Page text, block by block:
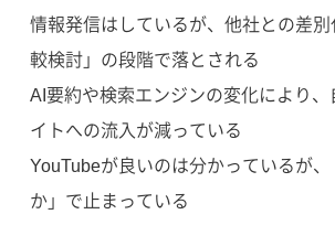
情報発信はしているが、他社との差
較検討」の段階で落とされる
AI要約や検索エンジンの変化により、
イトへの流入が減っている
YouTubeが良いのは分かっているが
か」で止まっている